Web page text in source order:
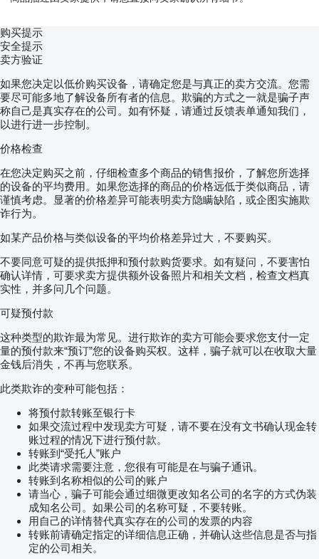
购买提示
安全提示
卖方验证
如果您决定以低价购买设备，请确定您是与真正的卖方交流。您需
要尽可能多地了解设备所有者的信息。欺骗的方式之一就是骗子声
称自己是真实存在的公司。如有怀疑，请通过反馈表单通知我们，
以进行进一步控制。
价格检查
在您决定购买之前，仔细检查多个商品的销售报价，了解您所选择
的设备的平均费用。如果您选择的商品的价格远低于类似商品，请
谨慎考虑。显著的价格差异可能表明卖方隐瞒缺陷，或企图实施欺
诈行为。
如某产品价格与类似设备的平均价格差异过大，不要购买。
不要同意可疑的提供抵押和预付款购货要求。如有疑问，不要害怕
确认详情，可要求卖方提供额外设备照片和相关文档，检查文档真
实性，并多问几个问题。
可疑预付款
这种类型的欺诈最为常见。进行欺诈的卖方可能会要求您支付一定
量的预付款来“预订”您的设备购买权。这样，骗子就可以在收取大量
金钱后消失，不再与您联系。
此类欺诈的变种可能包括：
将预付款转账至银行卡
如果交流过程中发现卖方可疑，请不要在没有文书确认现金转
账过程的情况下进行预付款。
转账到“受托人”账户
此类请求需要注意，您很有可能是在与骗子通讯。
转账到名称相似的公司的账户
请当心，骗子可能会通过细微更改知名公司的名字的方式伪装
成知名公司。如果公司的名称可疑，不要转账。
用自己的详情替代真实存在的公司的发票的内容
转账前请确定指定的详细信息正确，并确认这些信息是否与指
定的公司相关。